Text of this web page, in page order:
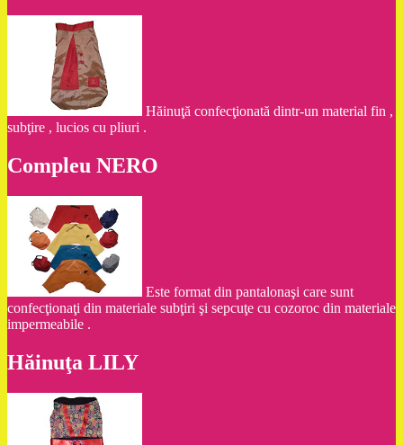
Hăinuţă confecţionată dintr-un material fin ,
subţire , lucios cu pliuri .
Compleu NERO
Este format din pantalonaşi care sunt
confecţionaţi din materiale subţiri şi sepcuţe cu cozoroc din materiale
impermeabile .
Hăinuţa LILY